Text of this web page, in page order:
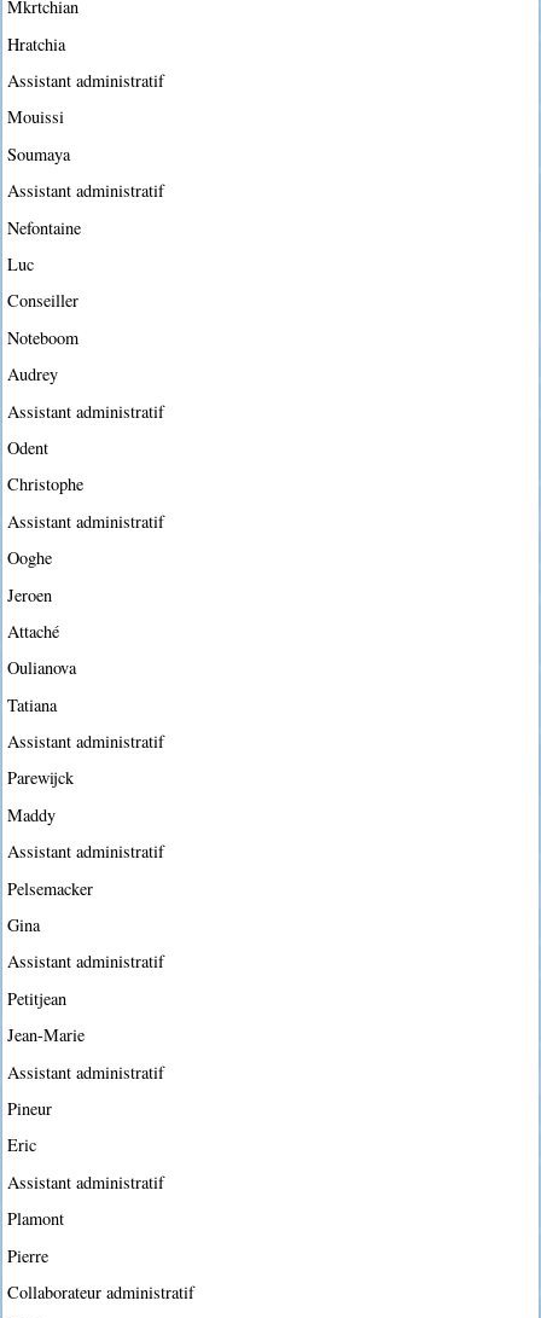
Mkrtchian
Hratchia
Assistant administratif
Mouissi
Soumaya
Assistant administratif
Nefontaine
Luc
Conseiller
Noteboom
Audrey
Assistant administratif
Odent
Christophe
Assistant administratif
Ooghe
Jeroen
Attaché
Oulianova
Tatiana
Assistant administratif
Parewijck
Maddy
Assistant administratif
Pelsemacker
Gina
Assistant administratif
Petitjean
Jean-Marie
Assistant administratif
Pineur
Eric
Assistant administratif
Plamont
Pierre
Collaborateur administratif